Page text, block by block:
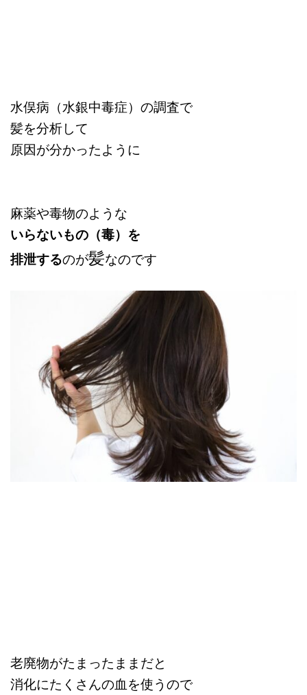
水俣病（水銀中毒症）の調査で
髪を分析して
原因が分かったように
麻薬や毒物のような
いらないもの（毒）を
排泄するのが髪なのです
老廃物がたまったままだと
消化にたくさんの血を使うので